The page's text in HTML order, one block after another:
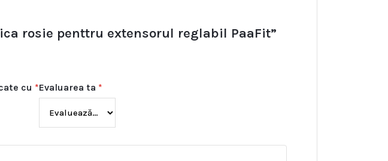
rosie penttru extensorul reglabil PaaFit”
cu *Evaluarea ta *